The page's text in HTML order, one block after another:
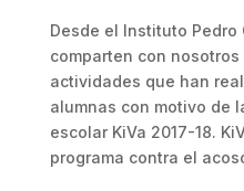
Desde el Instituto Pedro
comparten con
actividades que han
alumnas con motivo de
escolar KiVa 2017-18.
programa contra el